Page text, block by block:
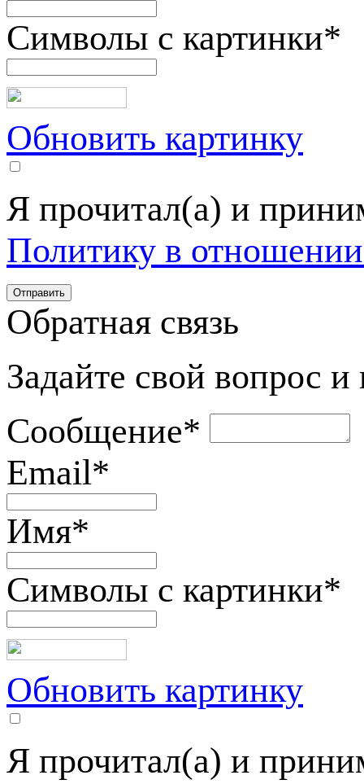
Символы с картинки*
Обновить картинку
Я прочитал(а) и
Политику в
Обратная связь
Задайте свой вопрос
Сообщение*
Email*
Имя*
Символы с картинки*
Обновить картинку
Я прочитал(а) и